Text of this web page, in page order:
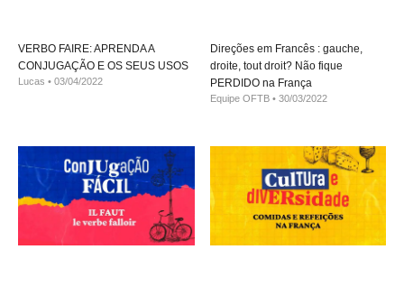
VERBO FAIRE: APRENDA A
CONJUGAÇÃO E OS SEUS USOS
Lucas 03/04/2022
Direções em Francês : gauche,
droite, tout droit? Não fique
PERDIDO na França
Equipe OFTB 30/03/2022